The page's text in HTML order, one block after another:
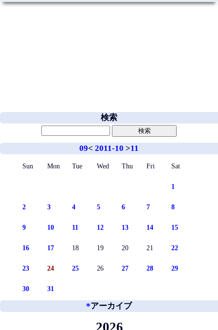
検索
09< 2011-10 >11
Sun Mon Tue Wed Thu Fri Sat
1
2 3 4 5 6 7 8
9 10 11 12 13 14 15
16 17 18 19 20 21 22
23 24 25 26 27 28 29
30 31
*アーカイブ